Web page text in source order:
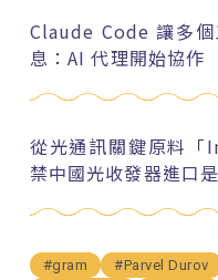
Claude Code 讓多
息：AI 代理開始協作
從光通訊關鍵原料「
禁中國光收發器進口
#gram #Parvel Durov